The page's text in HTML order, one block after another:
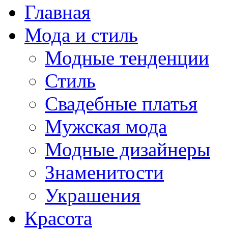
Главная
Мода и стиль
Модные тенденции
Стиль
Свадебные платья
Мужская мода
Модные дизайнеры
Знаменитости
Украшения
Красота